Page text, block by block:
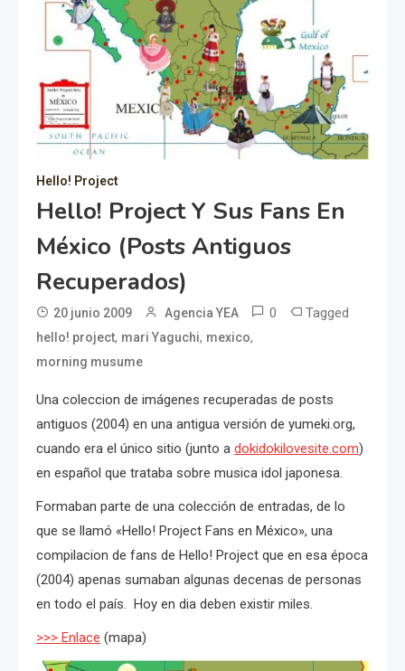
Hello! Project
Hello! Project Y Sus Fans En
México (posts Antiguos
Recuperados)
20 junio 2009 Agencia YEA 0 Tagged
hello! project, mari Yaguchi, mexico,
morning musume
Una coleccion de imágenes recuperadas de posts
antiguos (2004) en una antigua versión de yumeki.org,
cuando era el único sitio (junto a dokidokilovesite.com)
en español que trataba sobre musica idol japonesa.
Formaban parte de una colección de entradas, de lo
que se llamó «Hello! Project Fans en México», una
compilacion de fans de Hello! Project que en esa época
(2004) apenas sumaban algunas decenas de personas
en todo el país. Hoy en dia deben existir miles.
>>> Enlace (mapa)